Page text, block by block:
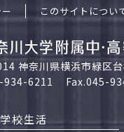
このサイトについ
神奈川県横浜市緑区
934-6211
Fax.045-
学校生活